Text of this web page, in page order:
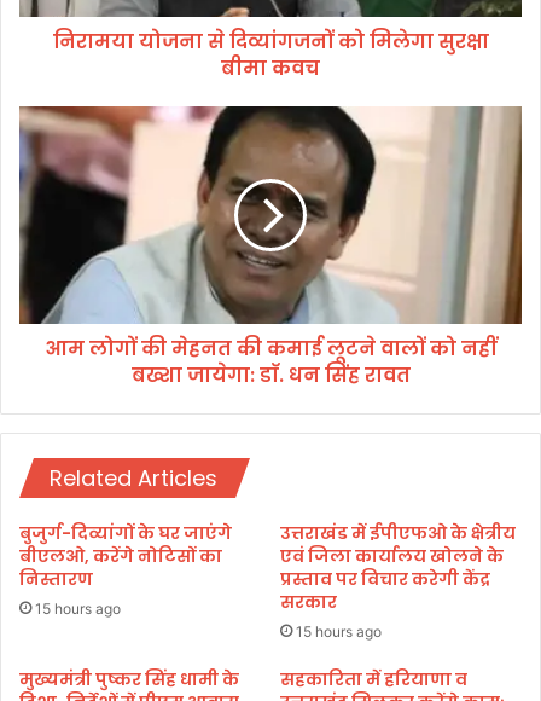
दि
नों
को
मि
ले
गा
सु
क्षा
बी
च
निरामया योजना से दिव्यांगजनों को मिलेगा सुरक्षा
बीमा कवच
आ
लो
गों
की
मे
न
त
ट
ने
वा
लों
को
न
ख्शा
आम लोगों की मेहनत की कमाई लूटने वालों को नहीं
बख्शा जायेगा: डाॅ. धन सिंह रावत
Related Articles
बुजुर्ग-दिव्यांगों के घर जाएंगे
बीएलओ, करेंगे नोटिसों का
निस्तारण
15 hours ago
उत्तराखंड में ईपीएफओ के क्षेत्रीय
एवं जिला कार्यालय खोलने के
प्रस्ताव पर विचार करेगी केंद्र
सरकार
15 hours ago
मुख्यमंत्री पुष्कर सिंह धामी के
सहकारिता में हरियाणा व